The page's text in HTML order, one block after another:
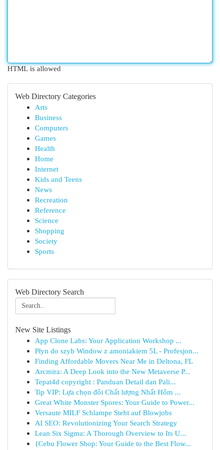
HTML is allowed
Web Directory Categories
Arts
Business
Computers
Games
Health
Home
Internet
Kids and Teens
News
Recreation
Reference
Science
Shopping
Society
Sports
Web Directory Search
New Site Listings
App Clone Labs: Your Application Workshop ...
Płyn do szyb Window z amoniakiem 5L - Profesjon...
Finding Affordable Movers Near Me in Deltona, FL
Arcmira: A Deep Look into the New Metaverse P...
Tepat4d copyright : Panduan Detail dan Pali...
Tip VIP: Lựa chọn đôi Chất lượng Nhất Hôm ...
Great White Monster Spores: Your Guide to Power...
Versaute MILF Schlampe Steht auf Blowjobs
AI SEO: Revolutionizing Your Search Strategy
Lean Six Sigma: A Thorough Overview to Its U...
{Cebu Flower Shop: Your Guide to the Best Flow...